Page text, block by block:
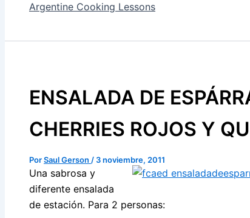
Argentine Cooking Lessons
ENSALADA DE
CHERRIES ROJOS Y
PorSaul Gerson / 3 noviembre, 2011
Una sabrosa y
diferente ensalada
de estación. Para 2 personas: